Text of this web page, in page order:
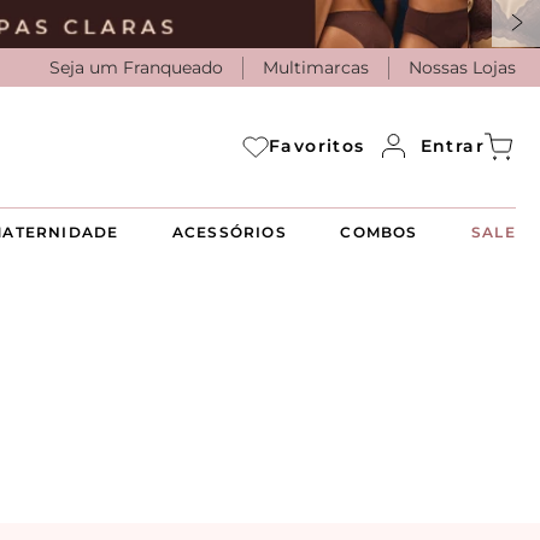
Seja um Franqueado Multimarcas Nossas Lojas
Favoritos Entrar
ACESSÓRIOS COMBOS SALE